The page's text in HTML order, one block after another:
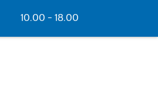
10.00 - 18.00